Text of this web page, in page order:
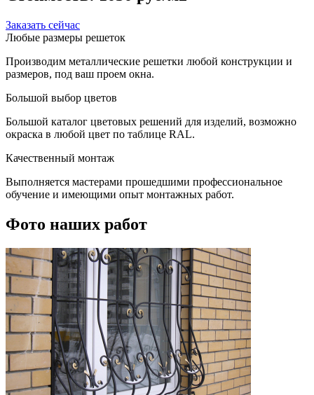
Заказать сейчас
Любые размеры решеток
Производим металлические решетки любой конструкции и
размеров, под ваш проем окна.
Большой выбор цветов
Большой каталог цветовых решений для изделий, возможно
окраска в любой цвет по таблице RAL.
Качественный монтаж
Выполняется мастерами прошедшими профессиональное
обучение и имеющими опыт монтажных работ.
Фото наших работ